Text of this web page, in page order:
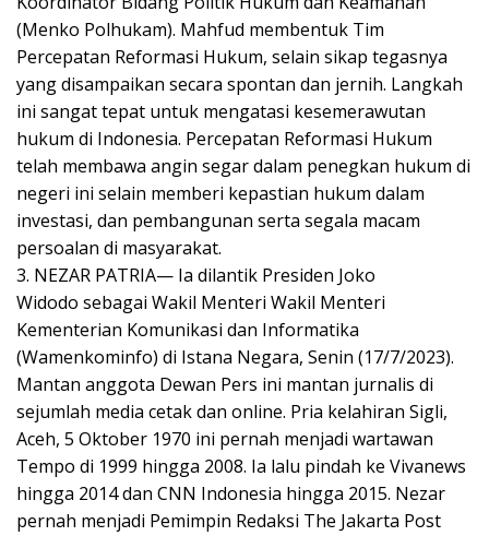
(Menko Polhukam). Mahfud membentuk Tim
Percepatan Reformasi Hukum, selain sikap tegasnya
yang disampaikan secara spontan dan jernih. Langkah
ini sangat tepat untuk mengatasi kesemerawutan
hukum di Indonesia. Percepatan Reformasi Hukum
telah membawa angin segar dalam penegkan hukum di
negeri ini selain memberi kepastian hukum dalam
investasi, dan pembangunan serta segala macam
persoalan di masyarakat.
3. NEZAR PATRIA— Ia dilantik Presiden Joko
Widodo sebagai Wakil Menteri Wakil Menteri
Kementerian Komunikasi dan Informatika
(Wamenkominfo) di Istana Negara, Senin (17/7/2023).
Mantan anggota Dewan Pers ini mantan jurnalis di
sejumlah media cetak dan online. Pria kelahiran Sigli,
Aceh, 5 Oktober 1970 ini pernah menjadi wartawan
Tempo di 1999 hingga 2008. Ia lalu pindah ke Vivanews
hingga 2014 dan CNN Indonesia hingga 2015. Nezar
pernah menjadi Pemimpin Redaksi The Jakarta Post